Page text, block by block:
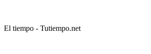
El tiempo - Tutiempo.net